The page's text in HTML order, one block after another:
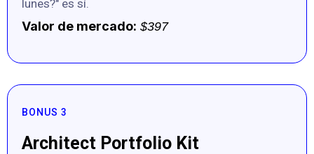
lunes?" es sí.
Valor de mercado: $397
BONUS 3
Architect Portfolio Kit